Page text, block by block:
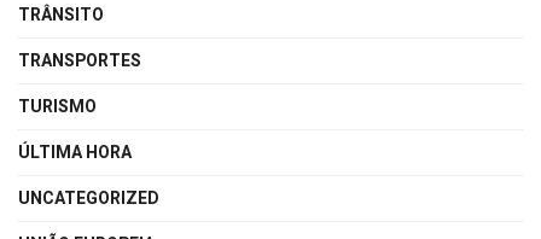
TRÂNSITO
TRANSPORTES
TURISMO
ÚLTIMA HORA
UNCATEGORIZED